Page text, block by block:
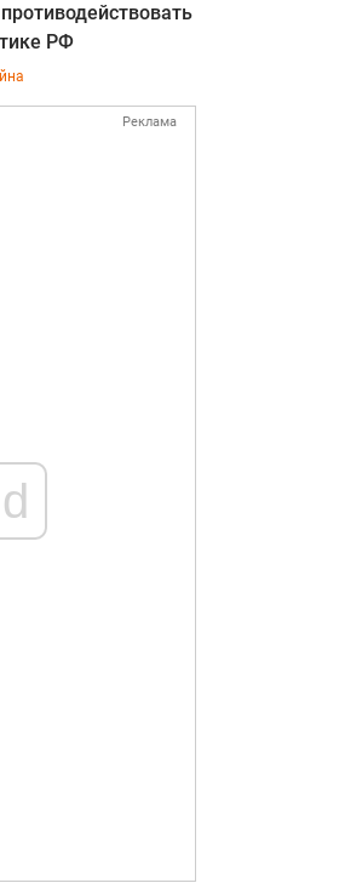
РФ
Реклама